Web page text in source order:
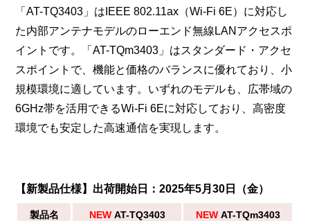
「AT-TQ3403」はIEEE 802.11ax（Wi-Fi 6E）に対応し
た内部アンテナモデルのローエンド無線LANアクセスポ
イントです。「AT-TQm3403」はスタンダード・アクセ
スポイントで、機能と価格のバランスに優れており、小
規模環境に適しています。いずれのモデルも、広帯域の
6GHz帯を活用できるWi-Fi 6Eに対応しており、高密度
環境でも安定した高速通信を実現します。
【新製品仕様】出荷開始日：2025年5月30日（金）
製品名 NEWAT-TQ3403 NEWAT-TQm3403